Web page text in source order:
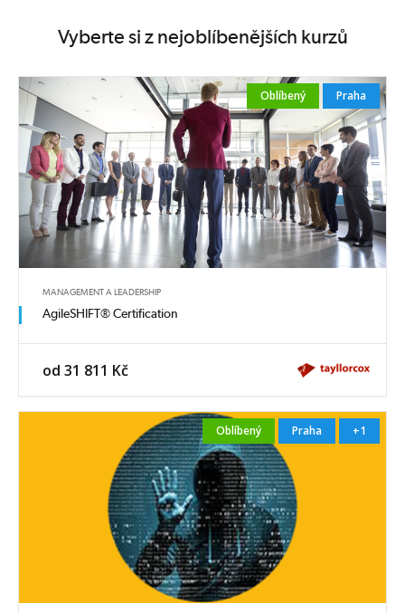
Vyberte si z nejoblíbenějších kurzů
Oblíbený Praha
MANAGEMENT A LEADERSHIP
AgileSHIFT® Certification
od 31 811 Kč
Oblíbený Praha +1